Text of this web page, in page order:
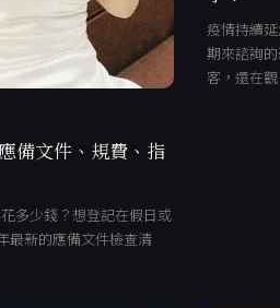
備文件、規費、指
多少錢？想登記在假日或
最新的應備文件檢查清
疫情持續
期來諮詢
客，還在